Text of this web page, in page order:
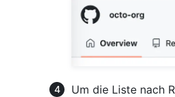
Um die Liste nach